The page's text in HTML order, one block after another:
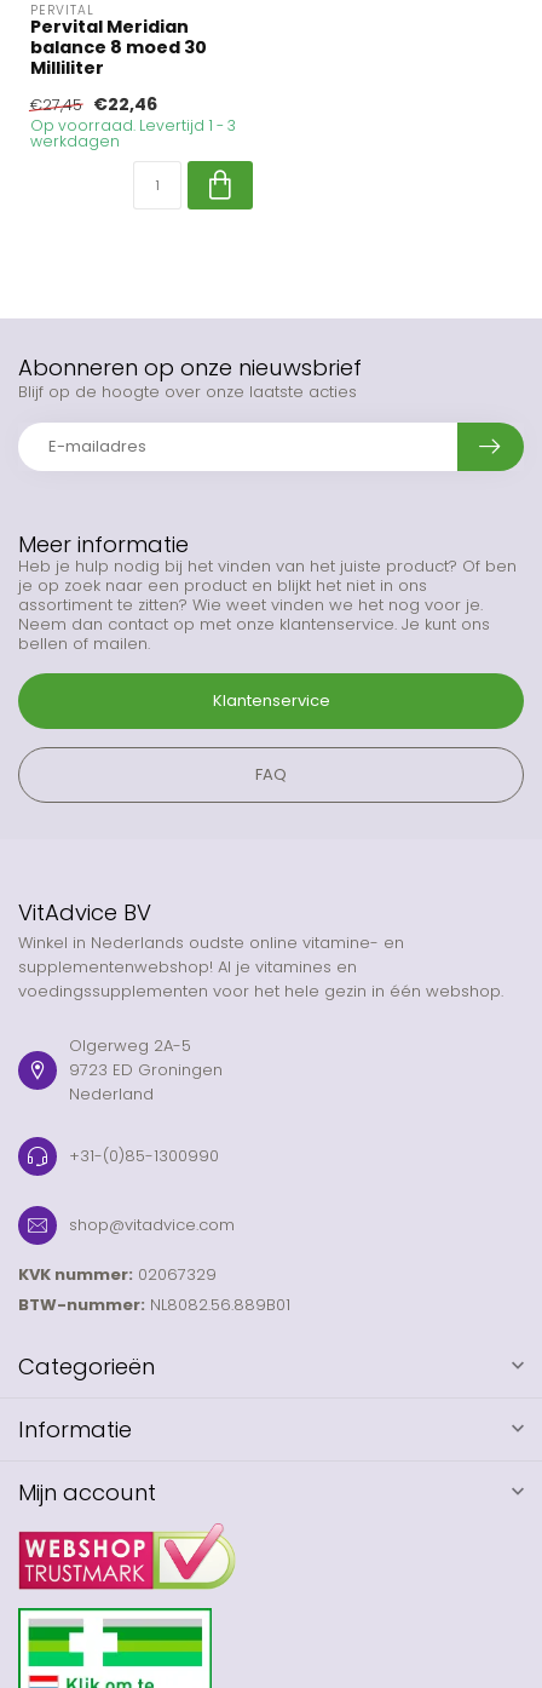
PERVITAL
Pervital Meridian
balance 8 moed 30
Milliliter
€27,45 €22,46
Op voorraad. Levertijd 1 - 3
werkdagen
Meer informatie
Heb je hulp nodig bij het vinden van het juiste product? Of ben
je op zoek naar een product en blijkt het niet in ons
assortiment te zitten? Wie weet vinden we het nog voor je.
Neem dan contact op met onze klantenservice. Je kunt ons
bellen of mailen.
Klantenservice
FAQ
Abonneren op onze nieuwsbrief
Blijf op de hoogte over onze laatste acties
VitAdvice BV
Winkel in Nederlands oudste online vitamine- en
supplementenwebshop! Al je vitamines en
voedingssupplementen voor het hele gezin in één webshop.
Olgerweg 2A-5
9723 ED Groningen
Nederland
+31-(0)85-1300990
shop@vitadvice.com
KVK nummer: 02067329
BTW-nummer: NL8082.56.889B01
Categorieën
Informatie
Mijn account